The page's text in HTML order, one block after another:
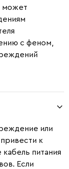
может
с феном,
или
к
питания
Если